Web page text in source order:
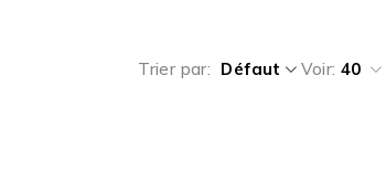
Trier par Défaut Voir: 40